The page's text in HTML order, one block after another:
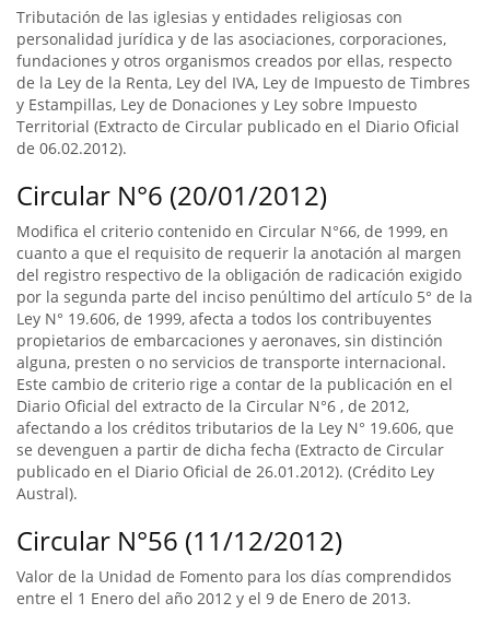
Tributación de las iglesias y entidades religiosas con
personalidad jurídica y de las asociaciones, corporaciones,
fundaciones y otros organismos creados por ellas, respecto
de la Ley de la Renta, Ley del IVA, Ley de Impuesto de Timbres
y Estampillas, Ley de Donaciones y Ley sobre Impuesto
Territorial (Extracto de Circular publicado en el Diario Oficial
de 06.02.2012).
Circular N°6 (20/01/2012)
Modifica el criterio contenido en Circular N°66, de 1999, en
cuanto a que el requisito de requerir la anotación al margen
del registro respectivo de la obligación de radicación exigido
por la segunda parte del inciso penúltimo del artículo 5° de la
Ley N° 19.606, de 1999, afecta a todos los contribuyentes
propietarios de embarcaciones y aeronaves, sin distinción
alguna, presten o no servicios de transporte internacional.
Este cambio de criterio rige a contar de la publicación en el
Diario Oficial del extracto de la Circular N°6 , de 2012,
afectando a los créditos tributarios de la Ley N° 19.606, que
se devenguen a partir de dicha fecha (Extracto de Circular
publicado en el Diario Oficial de 26.01.2012). (Crédito Ley
Austral).
Circular N°56 (11/12/2012)
Valor de la Unidad de Fomento para los días comprendidos
entre el 1 Enero del año 2012 y el 9 de Enero de 2013.